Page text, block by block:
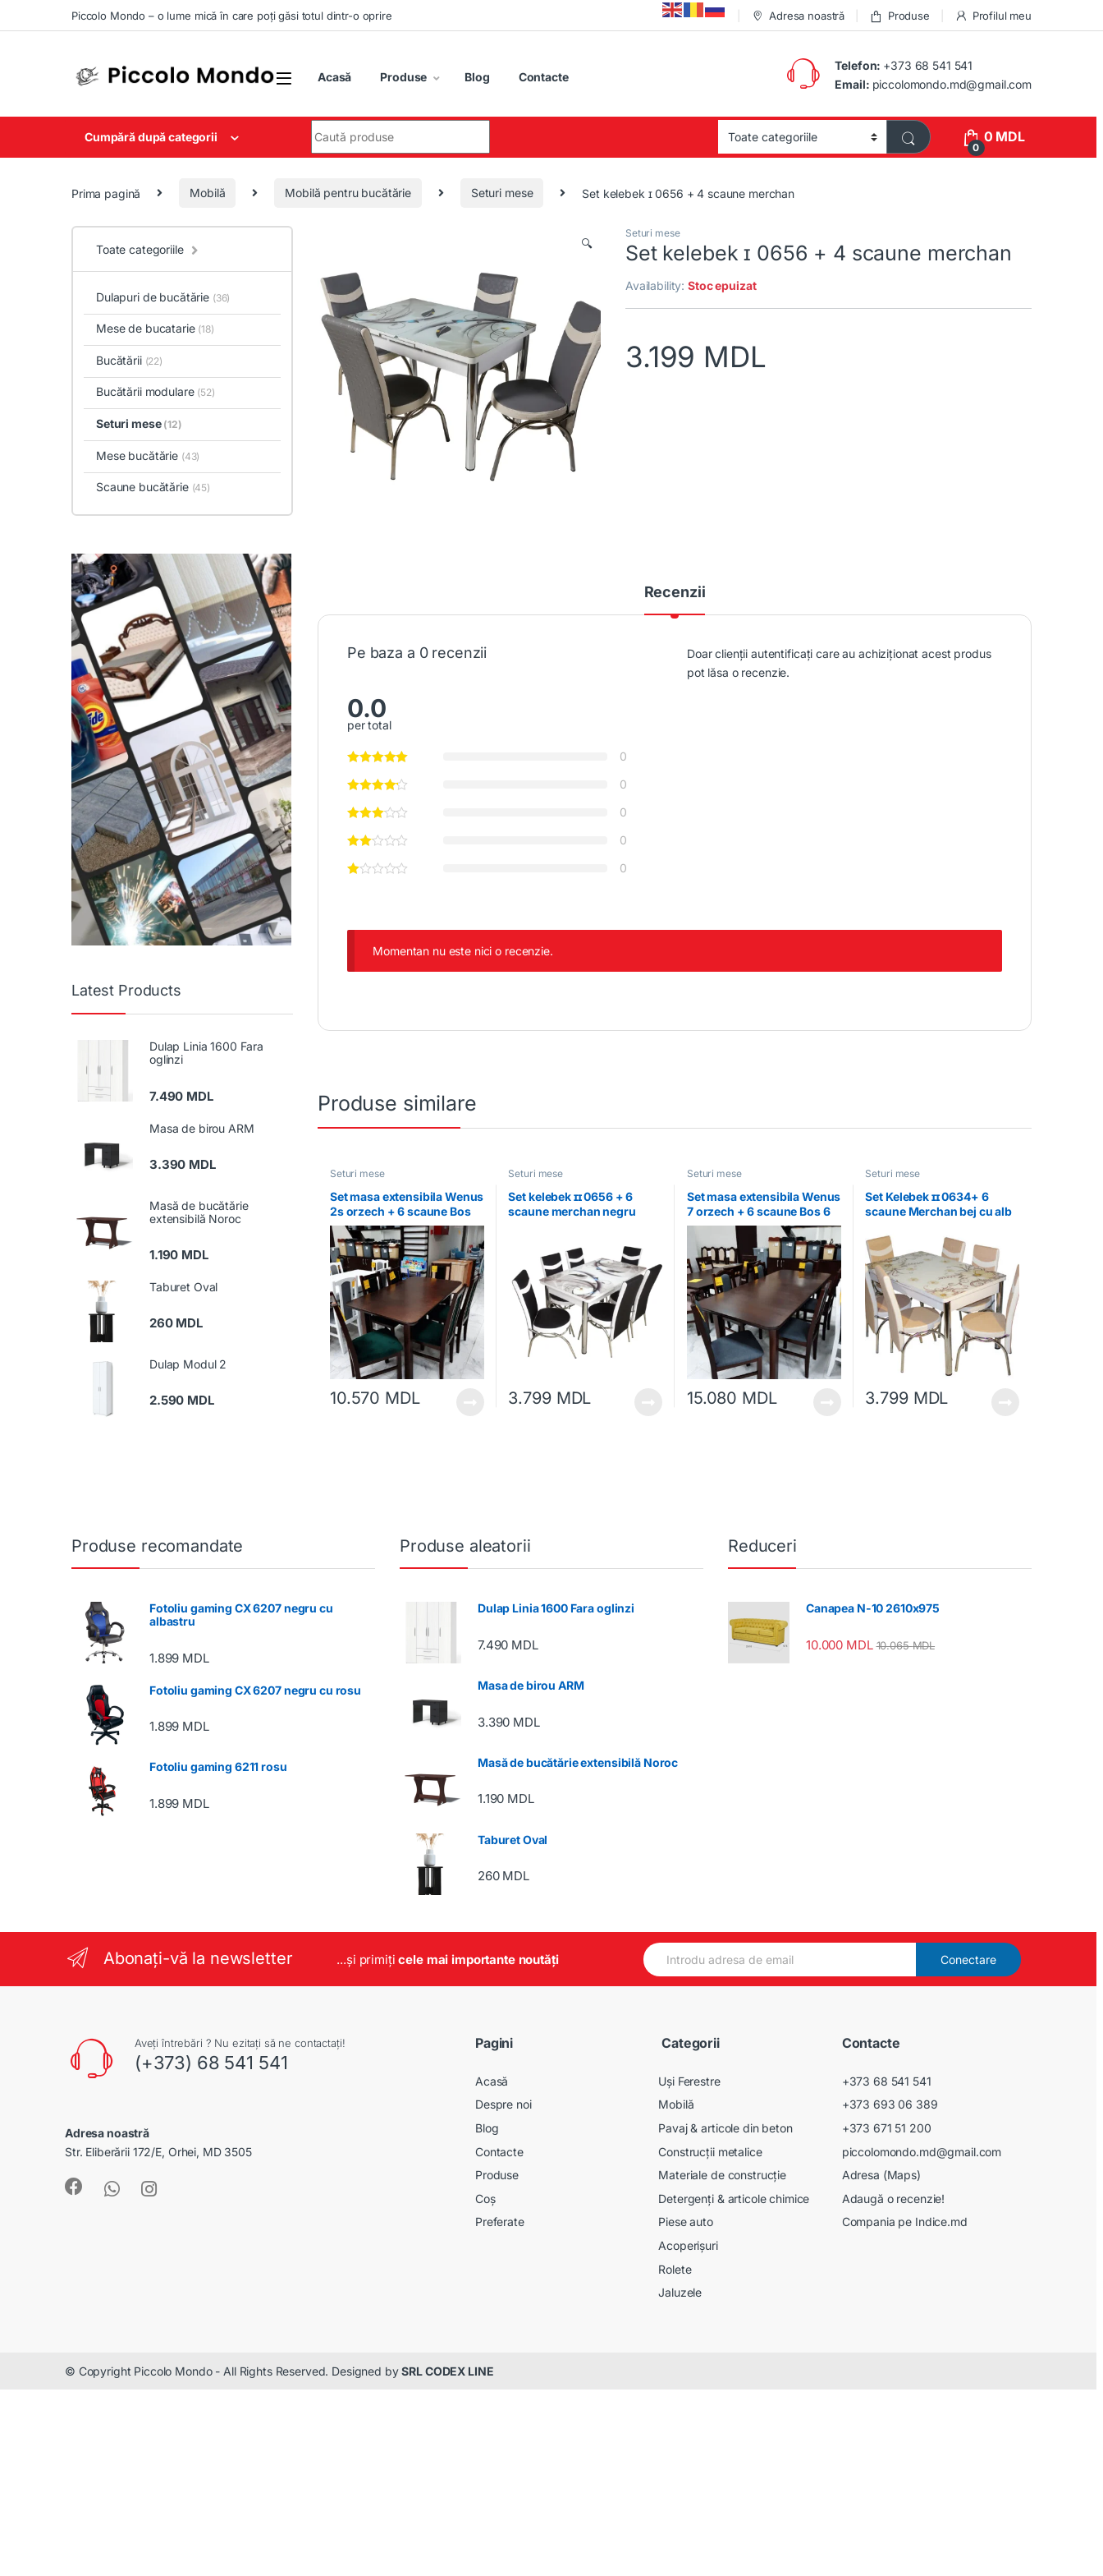
Skip to navigation
Skip to contentPiccolo Mondo – o lume mică în care poți găsi totul dintr-o oprire Adresa noastră Produse Profilul meu
Acasă Produse Blog Contacte
Telefon: +373 68 541 541
Email: piccolomondo.md@gmail.com
Cumpără după categorii
0
0 MDL
Prima pagină Mobilă Mobilă pentru bucătărie Seturi mese Set kelebek ɪ 0656 + 4 scaune merchan
🔍
Seturi mese
Set kelebek ɪ 0656 + 4 scaune merchan
Availability:Stoc epuizat
3.199 MDL
Recenzii
Pe baza a 0 recenzii
0.0
per total
0
0
0
0
0
Doar clienții autentificați care au achiziționat acest produs
pot lăsa o recenzie.
Momentan nu este nici o recenzie.
Produse similare
Seturi mese
Set masa extensibila Wenus
2s orzech + 6 scaune Bos
14 orzech 23x
10.570 MDL
Seturi mese
Set kelebek ɪɪ 0656 + 6
scaune merchan negru
3.799 MDL
Seturi mese
Set masa extensibila Wenus
7 orzech + 6 scaune Bos 6
orzech 8
15.080 MDL
Seturi mese
Set Kelebek ɪɪ 0634+ 6
scaune Merchan bej cu alb
3.799 MDL
Toate categoriile
Dulapuri de bucătărie (36)
Mese de bucatarie (18)
Bucătării (22)
Bucătării modulare (52)
Seturi mese (12)
Mese bucătărie (43)
Scaune bucătărie (45)
Latest Products
Dulap Linia 1600 Fara
oglinzi
7.490 MDL
Masa de birou ARM
3.390 MDL
Masă de bucătărie
extensibilă Noroc
1.190 MDL
Taburet Oval
260 MDL
Dulap Modul 2
2.590 MDL
Produse recomandate
Fotoliu gaming CX 6207 negru cu
albastru
1.899 MDL
Fotoliu gaming CX 6207 negru cu rosu
1.899 MDL
Fotoliu gaming 6211 rosu
1.899 MDL
Produse aleatorii
Dulap Linia 1600 Fara oglinzi
7.490 MDL
Masa de birou ARM
3.390 MDL
Masă de bucătărie extensibilă Noroc
1.190 MDL
Taburet Oval
260 MDL
Reduceri
Canapea N-10 2610x975
10.000 MDL 10.065MDL
Abonați-vă la newsletter ...și primițicele mai importante noutăți
E
m
Conectare
Aveți întrebări ? Nu ezitați să ne contactați!
(+373) 68 541 541
Adresa noastră
Str. Eliberării 172/E, Orhei, MD 3505
Pagini
Acasă
Despre noi
Blog
Contacte
Produse
Coș
Preferate
Categorii
Uși Ferestre
Mobilă
Pavaj & articole din beton
Construcții metalice
Materiale de construcție
Detergenți & articole chimice
Piese auto
Acoperișuri
Rolete
Jaluzele
Contacte
+373 68 541 541
+373 693 06 389
+373 671 51 200
piccolomondo.md@gmail.com
Adresa (Maps)
Adaugă o recenzie!
Compania pe Indice.md
© Copyright Piccolo Mondo - All Rights Reserved. Designed bySRL CODEX LINE